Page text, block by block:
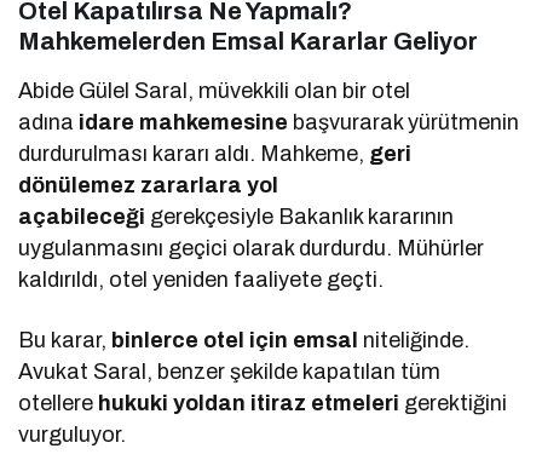
Otel Kapatılırsa Ne Yapmalı?
Mahkemelerden Emsal Kararlar Geliyor
Abide Gülel Saral, müvekkili olan bir otel
adına idare mahkemesine başvurarak yürütmenin
durdurulması kararı aldı. Mahkeme, geri
dönülemez zararlara yol
açabileceği gerekçesiyle Bakanlık kararının
uygulanmasını geçici olarak durdurdu. Mühürler
kaldırıldı, otel yeniden faaliyete geçti.
Bu karar, binlerce otel için emsal niteliğinde.
Avukat Saral, benzer şekilde kapatılan tüm
otellere hukuki yoldan itiraz etmeleri gerektiğini
vurguluyor.